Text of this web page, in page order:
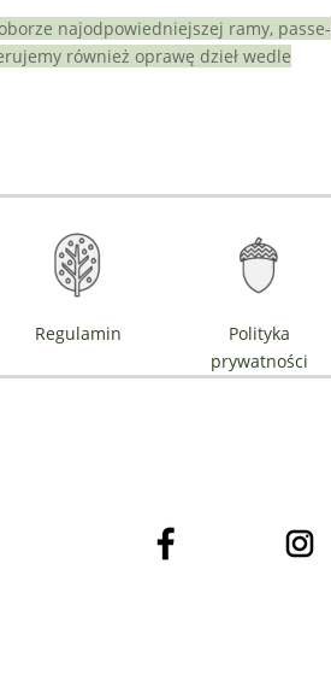
najodpowiedniejszej ramy, passe-
również oprawę dzieł wedle
Regulamin
Polityka
prywatności